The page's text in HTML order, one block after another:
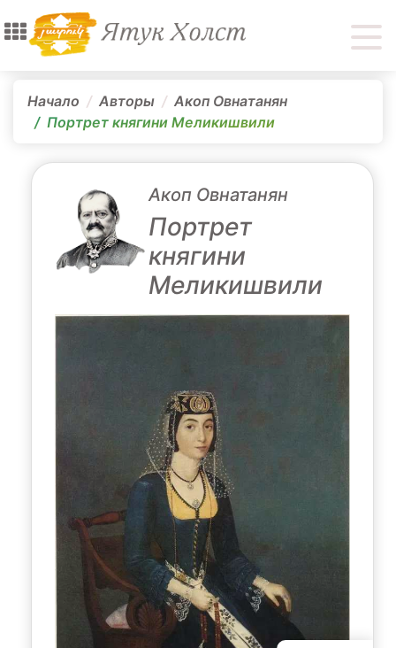
Начало Авторы
Акоп Овнатанян
Портрет княгини Меликишвили
Акоп Овнатанян
Портрет
княгини
Меликишвили